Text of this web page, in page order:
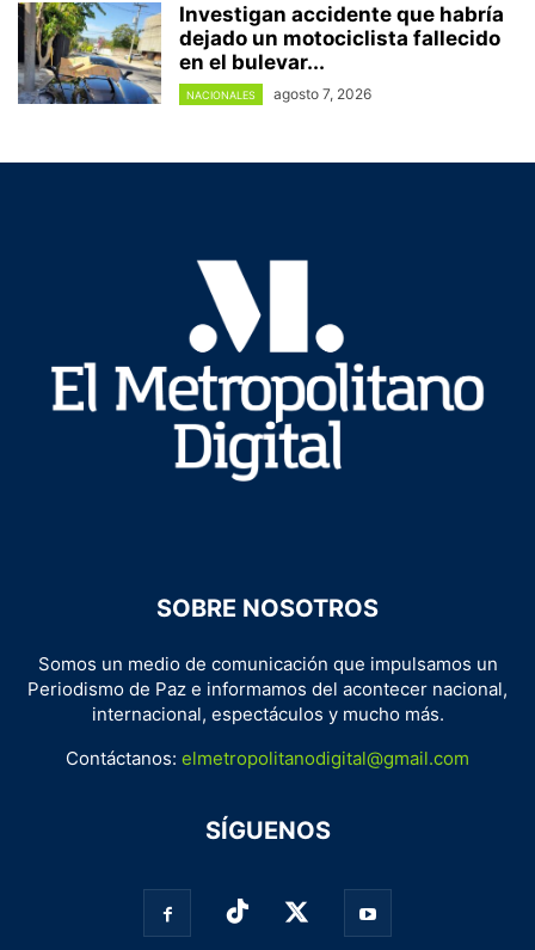
Investigan accidente que habría
dejado un motociclista fallecido
en el bulevar...
NACIONALES agosto 7, 2026
SOBRE NOSOTROS
Somos un medio de comunicación que impulsamos un
Periodismo de Paz e informamos del acontecer nacional,
internacional, espectáculos y mucho más.
Contáctanos: elmetropolitanodigital@gmail.com
SÍGUENOS